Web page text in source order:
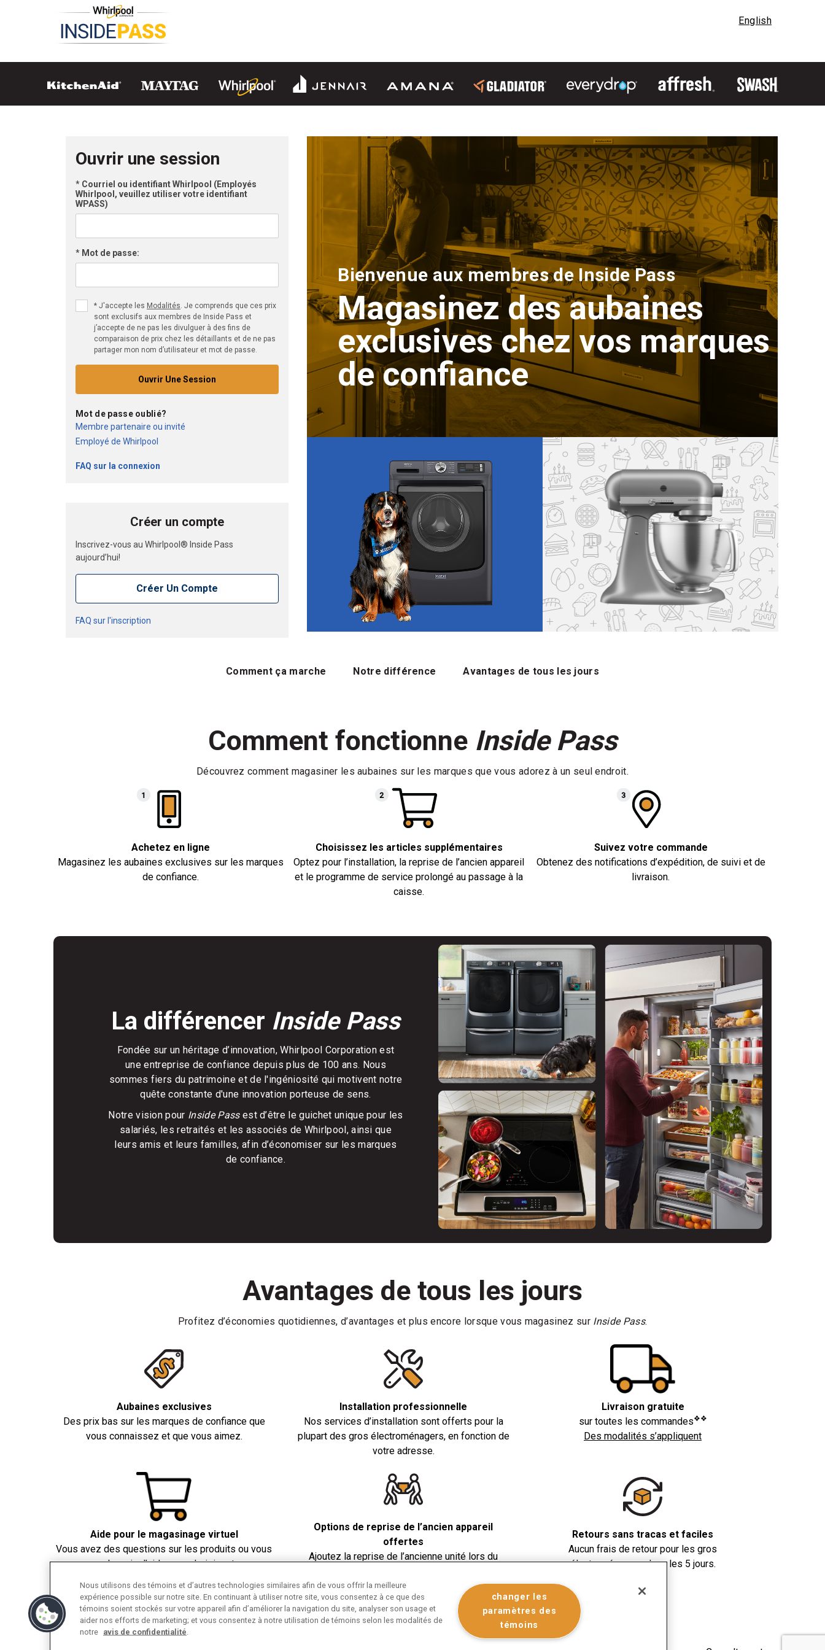
English
Ouvrir une session
*
Whirlpool, veuillez utiliser votre identifiant
WPASS)
* Mot de passe:
* J'accepte les Modalités . Je comprends que ces prix
sont exclusifs aux membres de Inside Pass et
j’accepte de ne pas les divulguer à des fins de
comparaison de prix chez les détaillants et de ne pas
partager mon nom d’utilisateur et mot de passe.
Ouvrir Une Session
Mot de passe oublié?
Membre partenaire ou invité
Employé de Whirlpool
FAQ sur la connexion
Créer un compte
Inscrivez-vous au Whirlpool® Inside Pass
aujourd’hui!
Créer Un Compte
FAQ sur l'inscription
Bienvenue aux membres de Inside Pass
Magasinez des aubaines
exclusives chez vos marques
de confiance
Comment ça marche Notre différence Avantages de tous les jours
Comment fonctionne Inside Pass
Découvrez comment magasiner les aubaines sur les marques que vous adorez à un seul endroit.
Achetez en ligne
Magasinez les aubaines exclusives sur les marques
de confiance.
Choisissez les articles supplémentaires
Optez pour l’installation, la reprise de l’ancien appareil
et le programme de service prolongé au passage à la
caisse.
Suivez votre commande
Obtenez des notifications d’expédition, de suivi et de
livraison.
La différencer Inside Pass
Fondée sur un héritage d’innovation, Whirlpool Corporation est
une entreprise de confiance depuis plus de 100 ans. Nous
sommes fiers du patrimoine et de l'ingéniosité qui motivent notre
quête constante d'une innovation porteuse de sens.
Notre vision pour Inside Passest d’être le guichet unique pour les
salariés, les retraités et les associés de Whirlpool, ainsi que
leurs amis et leurs familles, afin d’économiser sur les marques
de confiance.
Avantages de tous les jours
Profitez d’économies quotidiennes, d’avantages et plus encore lorsque vous magasinez sur Inside Pass.
Aubaines exclusives
Des prix bas sur les marques de confiance que
vous connaissez et que vous aimez.
Installation professionnelle
Nos services d’installation sont offerts pour la
plupart des gros électroménagers, en fonction de
votre adresse.
Livraison gratuite
sur toutes les commandes❖❖
Des modalités s’appliquent
Aide pour le magasinage virtuel
Vous avez des questions sur les produits ou vous
avez besoin d’aide pour choisir votre
Options de reprise de l’ancien appareil
offertes
Ajoutez la reprise de l’ancienne unité lors du
recyclerons votre ancien électroménager de façon
sécuritaire et écologiquement responsable.
Retours sans tracas et faciles
Aucun frais de retour pour les gros
électroménagers dans les 5 jours.
Nous utilisons des témoins et d’autres technologies similaires afin de vous offrir la meilleure
expérience possible sur notre site. En continuant à utiliser notre site, vous consentez à ce que des
témoins soient stockés sur votre appareil afin d’améliorer la navigation du site, analyser son usage et
aider nos efforts de marketing; et vous consentez à notre utilisation de témoins selon les modalités de
notre avis de confidentialité
changer les
paramètres des
témoins